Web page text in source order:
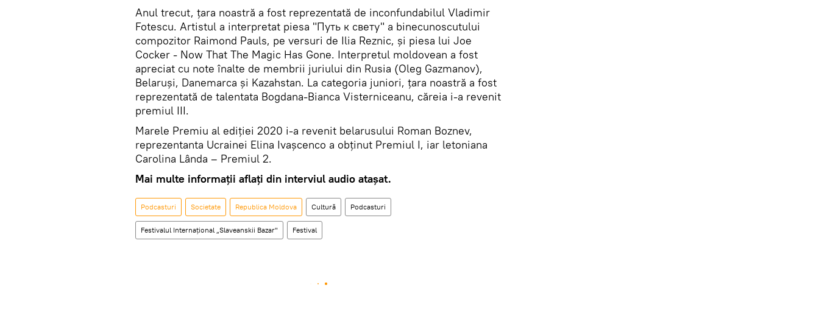
Anul trecut, țara noastră a fost reprezentată de inconfundabilul Vladimir
Fotescu. Artistul a interpretat piesa "Путь к свету" a binecunoscutului
compozitor Raimond Pauls, pe versuri de Ilia Reznic, și piesa lui Joe
Cocker - Now That The Magic Has Gone. Interpretul moldovean a fost
apreciat cu note înalte de membrii juriului din Rusia (Oleg Gazmanov),
Belaruși, Danemarca și Kazahstan. La categoria juniori, țara noastră a fost
reprezentată de talentata Bogdana-Bianca Visterniceanu, căreia i-a revenit
premiul III.
Marele Premiu al ediției 2020 i-a revenit belarusului Roman Boznev,
reprezentanta Ucrainei Elina Ivașcenco a obținut Premiul I, iar letoniana
Carolina Lânda – Premiul 2.
Mai multe informații aflați din interviul audio atașat.
Podcasturi Societate Republica Moldova Cultură Podcasturi
Festivalul Internațional „Slaveanskii Bazar" Festival